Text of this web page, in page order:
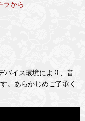
ラから
バイス環境により、音
。あらかじめご了承く